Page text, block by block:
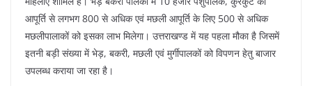
आपूर्ति से लगभग 800 से अधिक एवं मछली आपूर्ति के लिए 500 से अधिक
मछलीपालाकों को इसका लाभ मिलेगा। उत्तराखण्ड में यह पहला मौका है जिसमें
इतनी बड़ी संख्या में भेड़, बकरी, मछली एवं मुर्गीपालकों को विपणन हेतु बाजार
उपलब्ध कराया जा रहा है।